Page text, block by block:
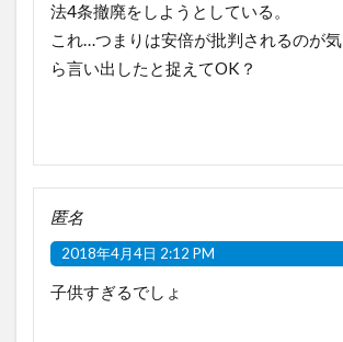
法4条撤廃をしようとしている。
これ…つまりは安倍が批判されるのが
ら言い出したと捉えてOK？
匿名
2018年4月4日 2:12 PM
子供すぎるでしょ